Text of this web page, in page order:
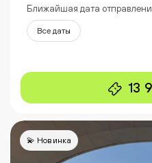
Ближайшая дата
Все даты
13
💫 Новинка